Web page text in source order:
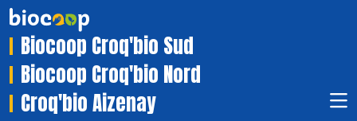
Biocoop Croq'bio Sud
Biocoop Croq'bio Nord
Croq'bio Aizenay